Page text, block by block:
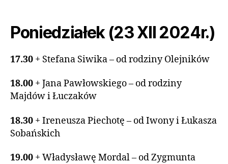
Poniedziałek (23 XII 2024r.)
17.30 + Stefana Siwika – od rodziny Olejników
18.00 + Jana Pawłowskiego – od rodziny
Majdów i Łuczaków
18.30 + Ireneusza Piechotę – od Iwony i Łukasza
Sobańskich
19.00 + Władysławę Mordal – od Zygmunta